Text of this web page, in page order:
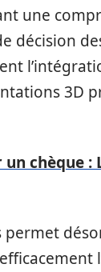
une
décision
3D
chèque :
permet